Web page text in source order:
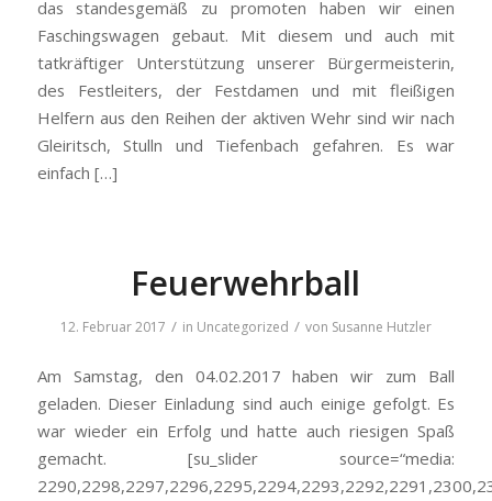
das standesgemäß zu promoten haben wir einen
Faschingswagen gebaut. Mit diesem und auch mit
tatkräftiger Unterstützung unserer Bürgermeisterin,
des Festleiters, der Festdamen und mit fleißigen
Helfern aus den Reihen der aktiven Wehr sind wir nach
Gleiritsch, Stulln und Tiefenbach gefahren. Es war
einfach […]
Feuerwehrball
12. Februar 2017 / in Uncategorized / von Susanne Hutzler
Am Samstag, den 04.02.2017 haben wir zum Ball
geladen. Dieser Einladung sind auch einige gefolgt. Es
war wieder ein Erfolg und hatte auch riesigen Spaß
gemacht. [su_slider source=“media: